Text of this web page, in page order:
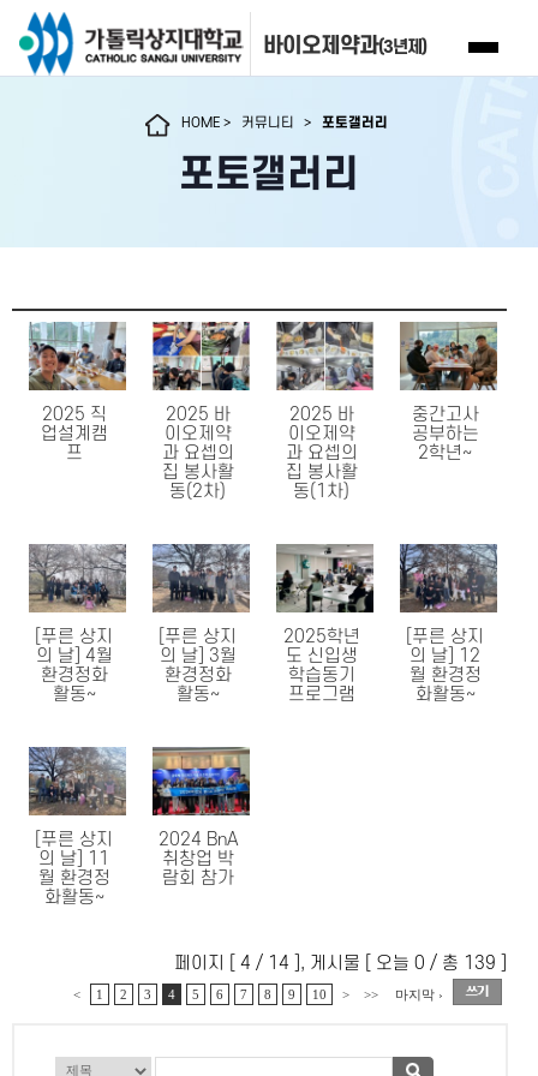
바이오제약과(3년제)
HOME> 커뮤니티 > 포토갤러리
포토갤러리
2025 직
업설계캠
프
2025 바
이오제약
과 요셉의
집 봉사활
동(2차)
2025 바
이오제약
과 요셉의
집 봉사활
동(1차)
중간고사
공부하는
2학년~
[푸른 상지
의 날] 4월
환경정화
활동~
[푸른 상지
의 날] 3월
환경정화
활동~
2025학년
도 신입생
학습동기
프로그램
[푸른 상지
의 날] 12
월 환경정
화활동~
[푸른 상지
의 날] 11
월 환경정
화활동~
2024 BnA
취창업 박
람회 참가
페이지 [ 4 / 14 ], 게시물 [ 오늘 0 / 총 139 ]
< 1 2 3 4 5 6 7 8 9 10 > >> 마지막 ›